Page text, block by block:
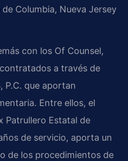
Columbia, Nueva Jersey
con los Of Counsel,
a través de
P.C. que aportan
Entre ellos, el
Patrullero Estatal de
de servicio, aporta un
de los procedimientos de